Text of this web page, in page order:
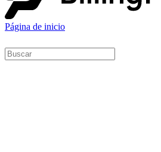
Página de inicio